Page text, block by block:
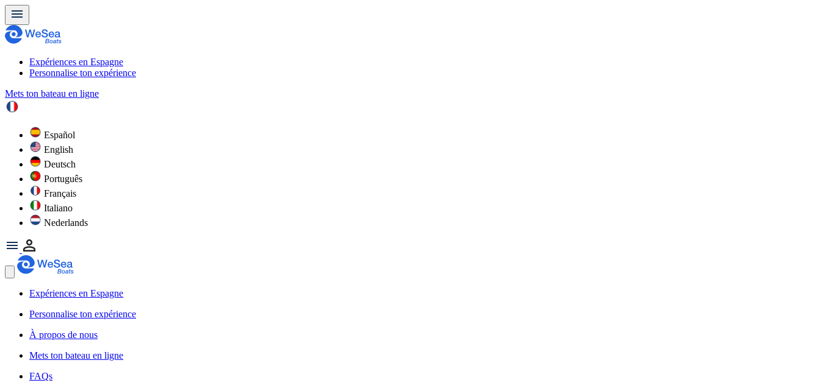
Expériences en Espagne
Personnalise ton expérience
Mets ton bateau en ligne
Español
English
Deutsch
Português
Français
Italiano
Nederlands
Expériences en Espagne
Personnalise ton expérience
À propos de nous
Mets ton bateau en ligne
FAQs